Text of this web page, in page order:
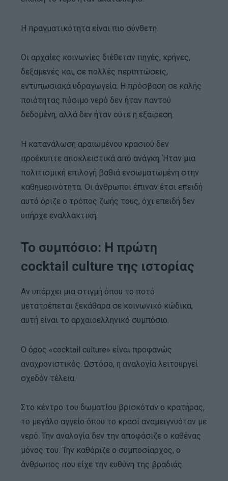
Η πραγματικότητα είναι πιο σύνθετη.
Οι αρχαίες κοινωνίες διέθεταν πηγές, κρήνες,
δεξαμενές και, σε πολλές περιπτώσεις,
εντυπωσιακά υδραγωγεία. Η πρόσβαση σε καλής
ποιότητας πόσιμο νερό δεν ήταν παντού
δεδομένη, αλλά δεν ήταν ούτε η εξαίρεση.
Η κατανάλωση αραιωμένου κρασιού δεν
προέκυπτε αποκλειστικά από ανάγκη. Ήταν μια
πολιτισμική επιλογή βαθιά ενσωματωμένη στην
καθημερινότητα. Οι άνθρωποι έπιναν έτσι επειδή
αυτό όριζε ο τρόπος ζωής τους, όχι επειδή δεν
υπήρχε εναλλακτική.
Το συμπόσιο: Η πρώτη
cocktail culture της ιστορίας
Αν υπάρχει μια στιγμή όπου το ποτό
μετατρέπεται ξεκάθαρα σε κοινωνικό κώδικα,
αυτή είναι το αρχαιοελληνικό συμπόσιο.
Ο όρος «cocktail culture» είναι προφανώς
αναχρονιστικός. Ωστόσο, η αναλογία λειτουργεί
σχεδόν τέλεια.
Στο κέντρο του δωματίου βρισκόταν ο κρατήρας,
το μεγάλο αγγείο όπου το κρασί αναμειγνυόταν με
νερό. Την αναλογία δεν την αποφάσιζε ο καθένας
μόνος του. Την καθόριζε ο συμποσίαρχος, ο
άνθρωπος που είχε την ευθύνη της βραδιάς.